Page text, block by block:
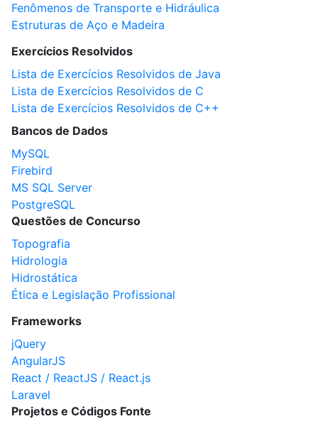
Fenômenos de Transporte e Hidráulica
Estruturas de Aço e Madeira
Exercícios Resolvidos
Lista de Exercícios Resolvidos de Java
Lista de Exercícios Resolvidos de C
Lista de Exercícios Resolvidos de C++
Bancos de Dados
MySQL
Firebird
MS SQL Server
PostgreSQL
Questões de Concurso
Topografia
Hidrologia
Hidrostática
Ética e Legislação Profissional
Frameworks
jQuery
AngularJS
React / ReactJS / React.js
Laravel
Projetos e Códigos Fonte